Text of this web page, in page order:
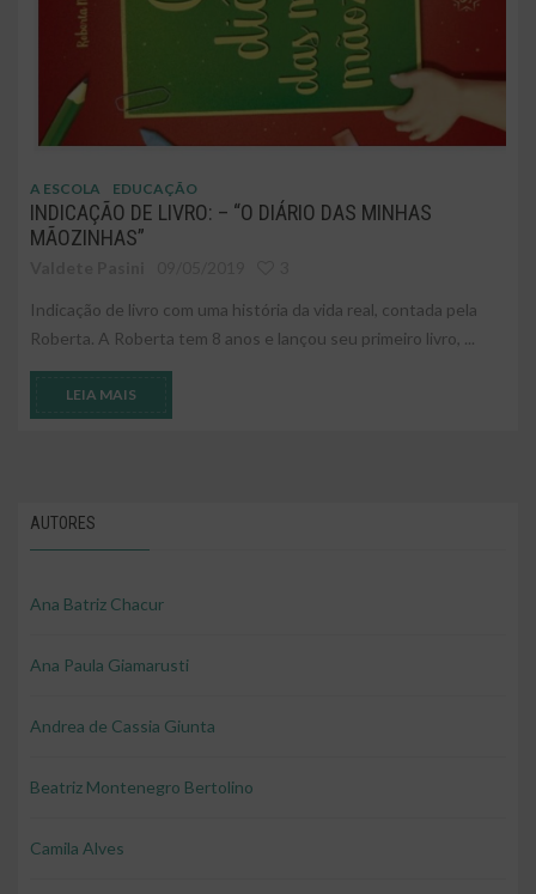
A ESCOLA EDUCAÇÃO
INDICAÇÃO DE LIVRO: – “O DIÁRIO DAS MINHAS
MÃOZINHAS”
Indicação de livro com uma história da vida real, contada pela
Roberta. A Roberta tem 8 anos e lançou seu primeiro livro, ...
LEIA MAIS
AUTORES
Ana Batriz Chacur
Ana Paula Giamarusti
Andrea de Cassia Giunta
Beatriz Montenegro Bertolino
Camila Alves